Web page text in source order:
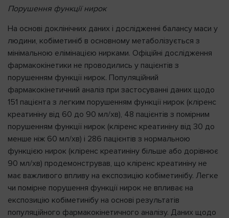
Порушення функції нирок
На основі доклінічних даних і дослідженні балансу маси у
людини, кобіметиніб в основному метаболізується з
мінімальною елімінацією нирками. Офіційні дослідження
фармакокінетики не проводились у пацієнтів з
порушенням функції нирок. Популяційний
фармакокінетичний аналіз при застосуванні даних щодо
151 пацієнта з легким порушенням функції нирок (кліренс
креатиніну від 60 дo 90 мл/хв), 48 пацієнтів з помірним
порушенням функції нирок (кліренс креатиніну від 30 дo
менше ніж 60 мл/хв) і 286 пацієнтів з нормальною
функцією нирок (кліренс креатиніну більше або дорівнює
90 мл/хв) продемонстрував, що кліренс креатиніну не
має важливого впливу на експозицію кобіметинібу. Легке
чи помірне порушення функції нирок не впливає на
експозицію кобіметинібу на основі результатів
популяційного фармакокінетичного аналізу. Даних щодо